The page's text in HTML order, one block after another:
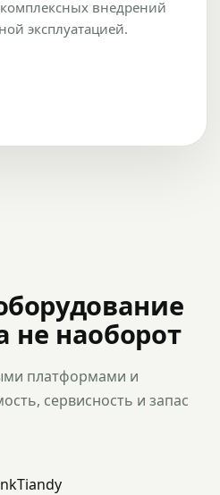
внедрений
эксплуатацией.
не наоборот
платформами и
сервисность и запас
Tiandy